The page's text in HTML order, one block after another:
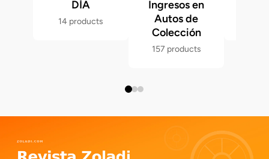
DÍA
14 products
Ingresos en
Autos de
Colección
157 products